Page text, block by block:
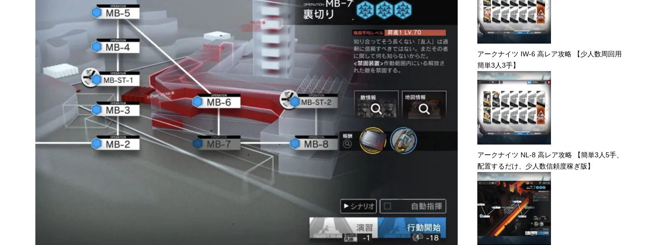
アークナイツ IW-6 高レア攻略 【少人数周回用
簡単3人3手】
アークナイツ NL-8 高レア攻略 【簡単3人5手、
配置するだけ、少人数信頼度稼ぎ版】